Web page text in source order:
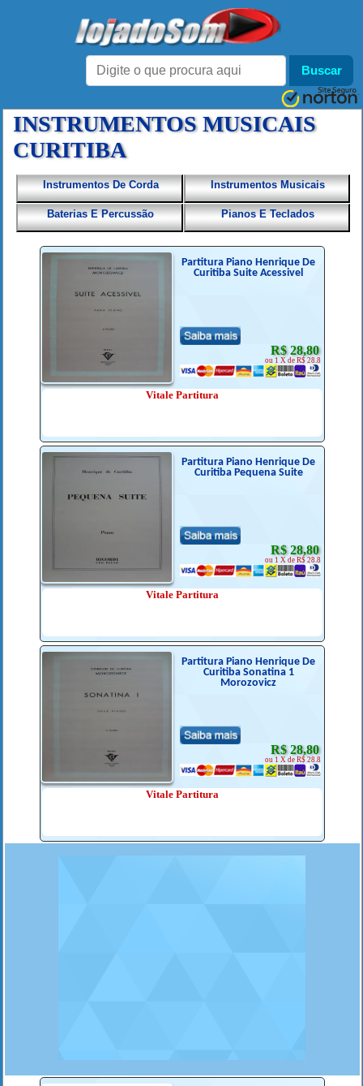
INSTRUMENTOS MUSICAIS
CURITIBA
Instrumentos De Corda Instrumentos Musicais
Baterias E Percussão Pianos E Teclados
Partitura Piano Henrique De
Curitiba Suite Acessivel
R$ 28,80
ou 1 X de R$ 28.8
Vitale Partitura
Partitura Piano Henrique De
Curitiba Pequena Suite
R$ 28,80
ou 1 X de R$ 28.8
Vitale Partitura
Partitura Piano Henrique De
Curitiba Sonatina 1
Morozovicz
R$ 28,80
ou 1 X de R$ 28.8
Vitale Partitura